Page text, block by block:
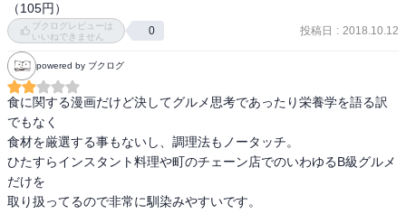
（105円）
ブクログレビューは
いいねできません
0 投稿日 : 2018.10.12
powered by ブクログ
食に関する漫画だけど決してグルメ思考であったり栄養学を語る訳
でもなく
食材を厳選する事もないし、調理法もノータッチ。
ひたすらインスタント料理や町のチェーン店でのいわゆるB級グルメ
だけを
取り扱ってるので非常に馴染みやすいです。